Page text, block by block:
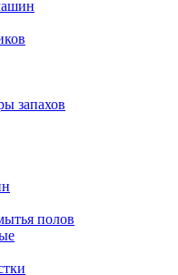
запахов
полов